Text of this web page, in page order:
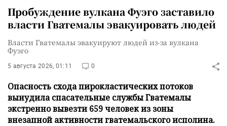
Пробуждение вулкана Фуэго заставило
власти Гватемалы эвакуировать людей
Власти Гватемалы эвакуируют людей из-за вулкана
Фуэго
5 августа 2026, 01:11 0
Опасность схода пирокластических потоков
вынудила спасательные службы Гватемалы
экстренно вывезти 659 человек из зоны
внезапной активности гватемальского исполина.